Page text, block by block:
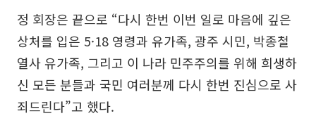
정 회장은 끝으로 “다시 한번 이번 일로 마음에 깊은
상처를 입은 5·18 영령과 유가족, 광주 시민, 박종철
열사 유가족, 그리고 이 나라 민주주의를 위해 희생하
신 모든 분들과 국민 여러분께 다시 한번 진심으로 사
죄드린다”고 했다.